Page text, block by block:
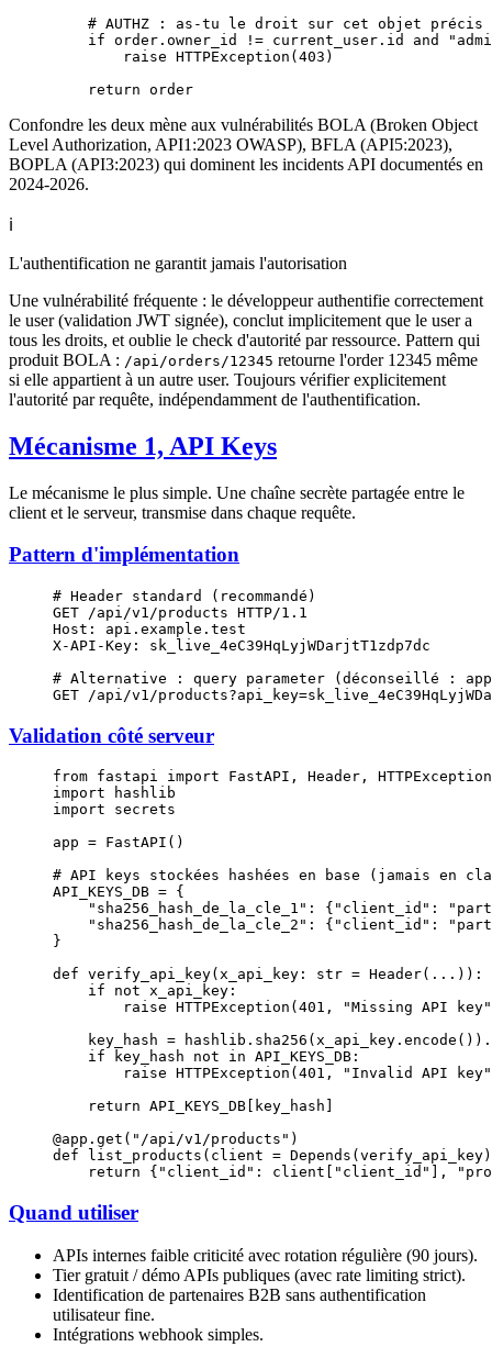
# AUTHZ : as-tu le droit sur cet objet précis
    if
order.owner_id != current_user.id and
        raise
HTTPException(403 )
    return
order
Confondre les deux mène aux vulnérabilités BOLA (Broken Object
Level Authorization, API1:2023 OWASP), BFLA (API5:2023),
BOPLA (API3:2023) qui dominent les incidents API documentés en
2024-2026.
ℹ️
L'authentification ne garantit jamais l'autorisation
Une vulnérabilité fréquente : le développeur authentifie correctement
le user (validation JWT signée), conclut implicitement que le user a
tous les droits, et oublie le check d'autorité par ressource. Pattern qui
produit BOLA : /api/orders/12345 retourne l'order 12345 même
si elle appartient à un autre user. Toujours vérifier explicitement
l'autorité par requête, indépendamment de l'authentification.
Mécanisme 1, API Keys
Le mécanisme le plus simple. Une chaîne secrète partagée entre le
client et le serveur, transmise dans chaque requête.
Pattern d'implémentation
# Header standard (recommandé)
GET /api/v1/products HTTP/1.1
Host :
api.example.test
X-API-Key :
sk_live_4eC39HqLyjWDarjtT1zdp7dc
# Alternative : query parameter (déconseillé :
GET /api/v1/
Validation côté serveur
from fastapi import FastAPI, Header, HTTPException
import hashlib
import secrets
app = FastAPI()
# API keys stockées hashées en base (jamais en
API_KEYS_DB = {
    "sha256_hash_de_la_cle_1"
: { "client_id" :
    "sha256_hash_de_la_cle_2"
: { "client_id" :
}
def verify_api_key(x_api_key: str = Header( ... )):
    if
not x_api_key:
        raise
HTTPException( 401 ,
"Missing API key"
    key_hash
=
    if
key_hash not in API_KEYS_DB :
        raise
HTTPException( 401 ,
"Invalid API key"
    return
API_KEYS_DB [key_hash]
@app.get ( "/api/v1/products" )
def list_products (client =
    return
{ "client_id" : client[ "client_id" ],
Quand utiliser
APIs internes faible criticité avec rotation régulière (90 jours).
Tier gratuit / démo APIs publiques (avec rate limiting strict).
Identification de partenaires B2B sans authentification
utilisateur fine.
Intégrations webhook simples.